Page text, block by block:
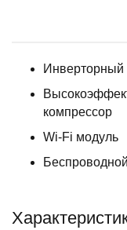
Инверторный
компрессор
Wi-Fi модуль